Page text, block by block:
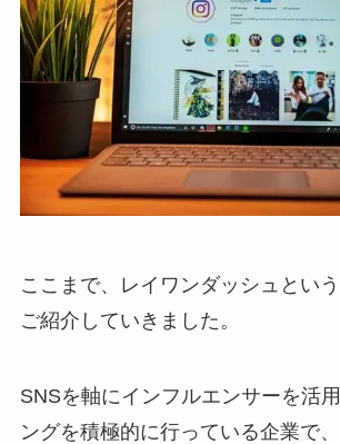
ここまで、レイワンダッシュとい
ご紹介していきました。
SNSを軸にインフルエンサーを活
ングを積極的に行っている企業で、